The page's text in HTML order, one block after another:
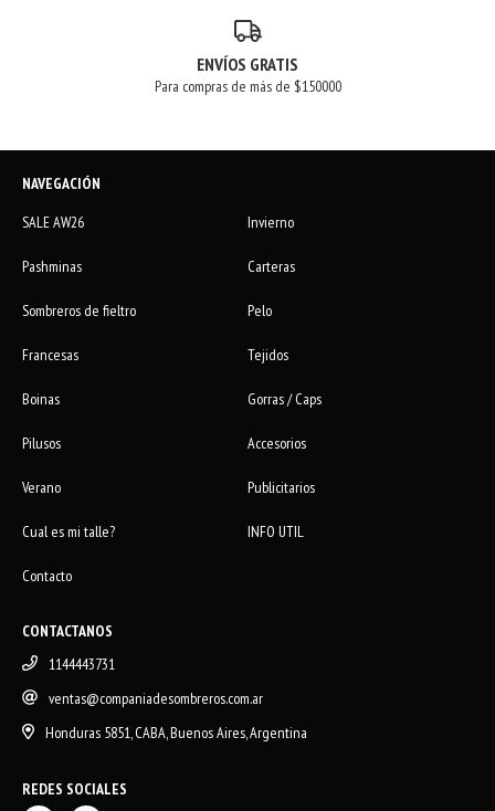
ENVÍOS GRATIS
Para compras de más de $150000
NAVEGACIÓN
SALE AW26
Invierno
Pashminas Carteras
Sombreros de fieltro Pelo
Francesas Tejidos
Boinas Gorras / Caps
Pilusos Accesorios
Verano Publicitarios
Cual es mi talle? INFO UTIL
Contacto
CONTACTANOS
1144443731
ventas@companiadesombreros.com.ar
Honduras 5851, CABA, Buenos Aires, Argentina
REDES SOCIALES